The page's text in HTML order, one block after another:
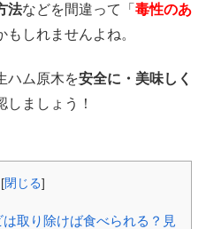
法などを間違って「 毒性のあ
しれませんよね。
ハム原木を安全に・美味しく
しましょう！
[閉じる]
取り除けば食べられる？見